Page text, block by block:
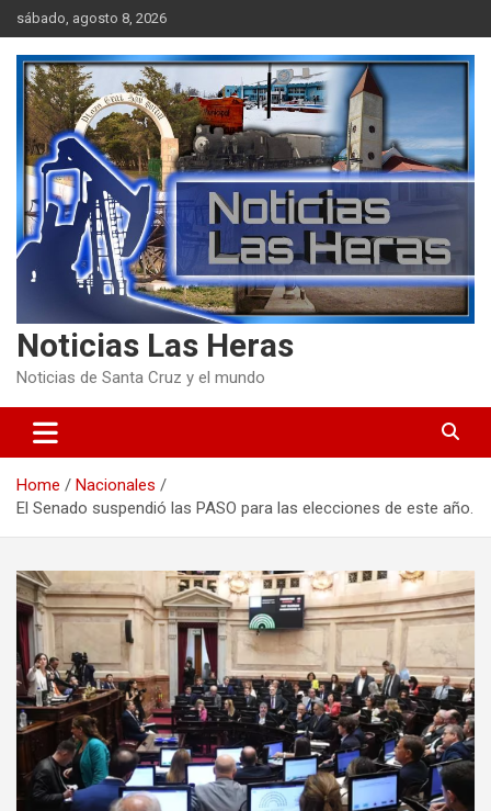
Skip
to
content
sábado, agosto 8, 2026
Noticias Las Heras
Noticias de Santa Cruz y el mundo
Home
Nacionales
El Senado suspendió las PASO para las elecciones de este año.